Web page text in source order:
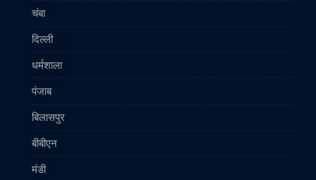
चंबा
दिल्ली
धर्मशाला
पंजाब
बिलासपुर
बीबीएन
मंडी